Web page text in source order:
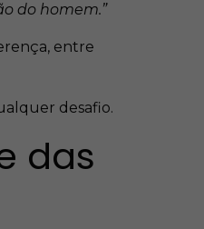
do homem.”
entre
desafio.
das